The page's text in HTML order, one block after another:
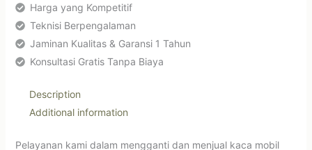
Harga yang Kompetitif
Teknisi Berpengalaman
Jaminan Kualitas & Garansi 1 Tahun
Konsultasi Gratis Tanpa Biaya
Description
Additional information
Pelayanan kami dalam mengganti dan menjual kaca mobil